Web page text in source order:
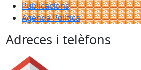
Publicacions
Agenda Política
Adreces i telèfons